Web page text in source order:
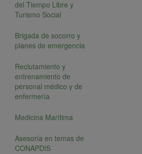
del Tiempo Libre y
Turismo Social
Brigada de socorro y
planes de emergencia
Reclutamiento y
entrenamiento de
personal médico y de
enfermería
Medicina Marítima
Asesoría en temas de
CONAPDIS